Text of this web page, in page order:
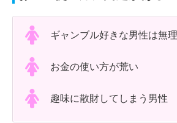
ギャンブル好きな男性は無
お金の使い方が荒い
趣味に散財してしまう男性